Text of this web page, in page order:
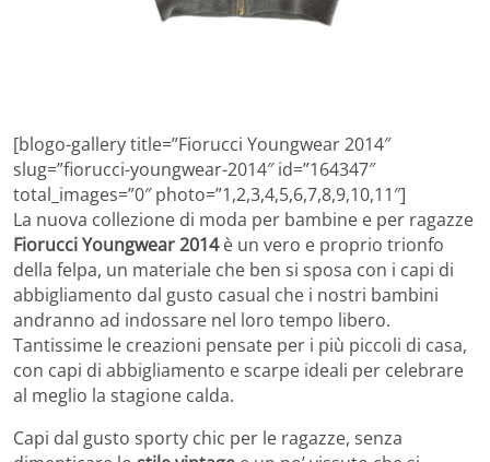
[blogo-gallery title=”Fiorucci Youngwear 2014″
slug=”fiorucci-youngwear-2014″ id=”164347″
total_images=”0″ photo=”1,2,3,4,5,6,7,8,9,10,11″]
La nuova collezione di moda per bambine e per ragazze
Fiorucci Youngwear 2014è un vero e proprio trionfo
della felpa, un materiale che ben si sposa con i capi di
abbigliamento dal gusto casual che i nostri bambini
andranno ad indossare nel loro tempo libero.
Tantissime le creazioni pensate per i più piccoli di casa,
con capi di abbigliamento e scarpe ideali per celebrare
al meglio la stagione calda.
Capi dal gusto sporty chic per le ragazze, senza